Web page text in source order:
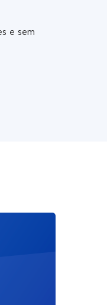
e sem